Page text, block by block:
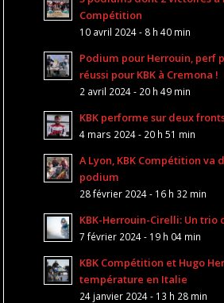
Compétition
10 avril 2024 - 8 h 40 min
Podium pour Herrouin, perf
réussi pour KBK à Cremona !
2 avril 2024 - 20 h 49 min
KBK performe sur deux
4 mars 2024 - 20 h 51 min
A Lyon, KBK Compétition va
podium
28 février 2024 - 16 h 32 min
KBK-Herrouin-Cirelli: Un trio
7 février 2024 - 19 h 04 min
KBK Compétition et Hugo
température en Italie
24 janvier 2024 - 13 h 28 min